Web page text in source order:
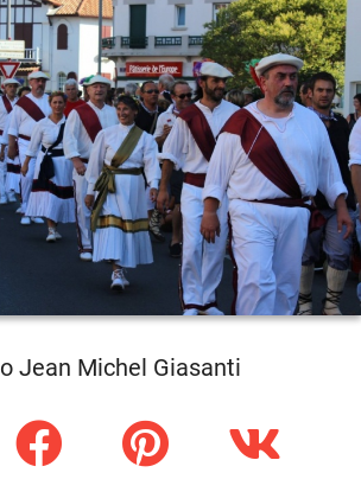
Jean Michel Giasanti